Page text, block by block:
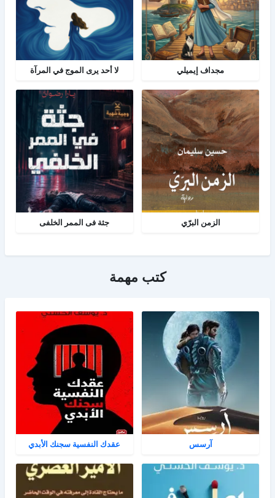
مجداف إيميلي لا أحد يرى الموج في المرآة
الزمن البرّي جثة فى الممر الخلفى
كتب مهمة
آرسس عقدك النفسية سجنك الأبدي